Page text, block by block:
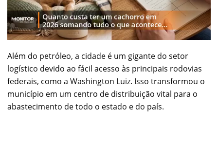
Além do petróleo, a cidade é um gigante do setor
logístico devido ao fácil acesso às principais rodovias
federais, como a Washington Luiz. Isso transformou o
município em um centro de distribuição vital para o
abastecimento de todo o estado e do país.